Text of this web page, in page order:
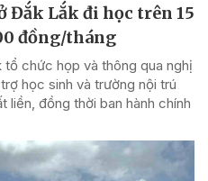
Đắk Lắk đi học trên 15
đồng/tháng
chức họp và thông qua nghị
học sinh và trường nội trú
liền, đồng thời ban hành chính